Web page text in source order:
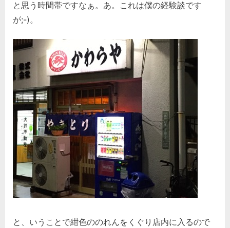
と思う時間帯ですなぁ。あ。これは僕の経験談です
が;-)。
と、いうことで紺色ののれんをくぐり店内に入るので